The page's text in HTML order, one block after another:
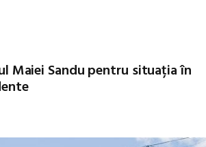
Maiei Sandu pentru situația în